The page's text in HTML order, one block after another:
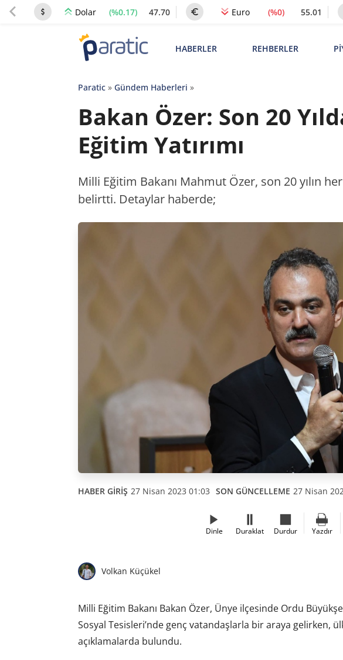
Dolar (%0.17) 47.70 Euro (%0) 55.01
HABERLER REHBERLER
Paratic» Gündem Haberleri »
Bakan Özer: Son 20
Eğitim Yatırımı
Milli Eğitim Bakanı Mahmut Özer, son 20 yılın
belirtti. Detaylar haberde;
HABER GİRİŞ 27 Nisan 2023 01:03 SON GÜNCELLEME 27 Nisan
Dinle Duraklat Durdur Yazdır
Volkan Küçükel
Milli Eğitim Bakanı Bakan Özer, Ünye ilçesinde Ordu
Sosyal Tesisleri’nde genç vatandaşlarla bir araya gelirken,
açıklamalarda bulundu.